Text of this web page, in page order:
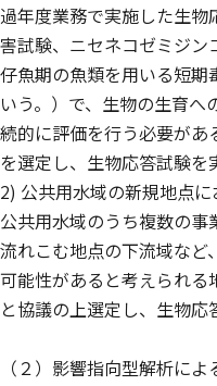
過年度業務で実施した生
害試験、ニセネコゼミジン
仔魚期の魚類を用いる短期
いう。）で、生物の生育
続的に評価を行う必要があ
を選定し、生物応答試験を
2) 公共用水域の新規地点
公共用水域のうち複数の
流れこむ地点の下流域など
可能性があると考えられる
と協議の上選定し、生物応
（２）影響指向型解析に